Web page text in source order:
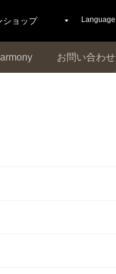
ショップ Language
お問い合わせ